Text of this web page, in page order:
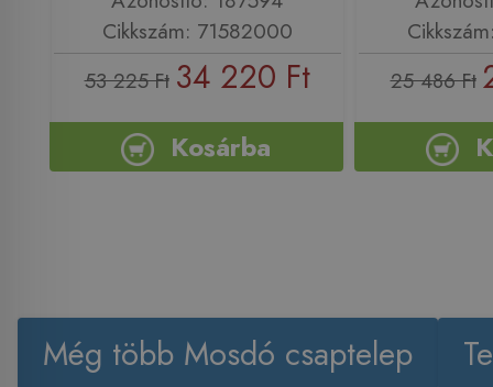
Cikkszám: 71582000
53 225 Ft 34 220 Ft
Kosárba
25 486 Ft
Még több Mosdó csaptelep